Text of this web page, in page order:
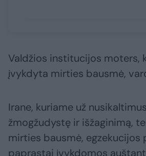
Valdžios institucijos moters,
įvykdyta mirties bausmė,
Irane, kuriame už
žmogžudystę ir išžaginimą,
mirties bausmė, egzekucijos
paprastai įvykdomos